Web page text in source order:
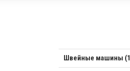
Швейные машины